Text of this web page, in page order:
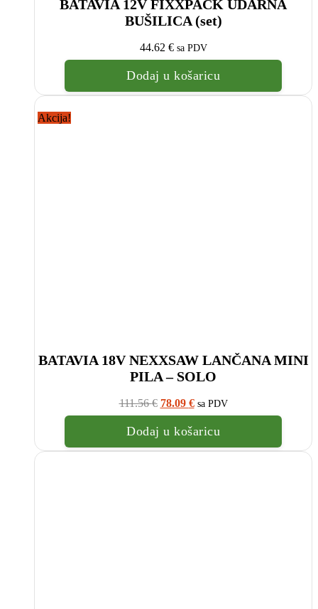
BATAVIA 12V FIXXPACK UDARNA
BUŠILICA (set)
44.62 € sa PDV
Dodaj u košaricu
Akcija!
BATAVIA 18V NEXXSAW LANČANA MINI
PILA – SOLO
111.56€ Izvorna
cijena
bila
111.56
78.09 €Trenutna
cijena
je:
€.
sa PDV
Dodaj u košaricu